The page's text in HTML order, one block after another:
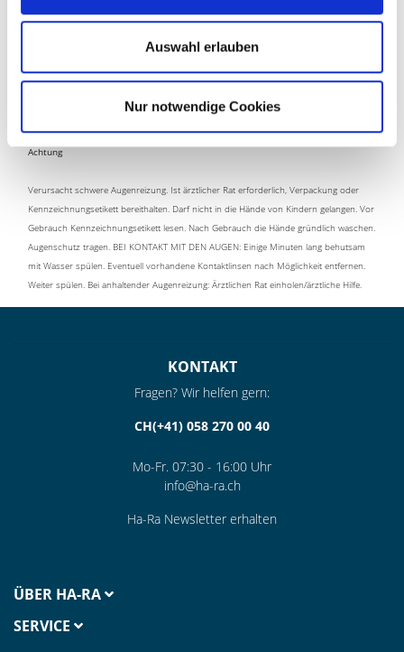
Auswahl erlauben
Nur notwendige Cookies
» Sehr sparsam im Verbrauch – 1 Dose Kalkex ergibt mehr als
12 Liter gebrauchsfertige Lösung
» Angenehm in der Anwendung – geruchsneutral und löst
sich einfach und vollständig in Wasser auf
Achtung
Verursacht schwere Augenreizung. Ist ärztlicher Rat erforderlich, Verpackung oder
Kennzeichnungsetikett bereithalten. Darf nicht in die Hände von Kindern gelangen. Vor
Gebrauch Kennzeichnungsetikett lesen. Nach Gebrauch die Hände gründlich waschen.
Augenschutz tragen. BEI KONTAKT MIT DEN AUGEN: Einige Minuten lang behutsam
mit Wasser spülen. Eventuell vorhandene Kontaktlinsen nach Möglichkeit entfernen.
Weiter spülen. Bei anhaltender Augenreizung: Ärztlichen Rat einholen/ärztliche Hilfe.
KONTAKT
Fragen? Wir helfen gern:
CH(+41) 058 270 00 40
Mo-Fr. 07:30 - 16:00 Uhr
info@ha-ra.ch
Ha-Ra Newsletter erhalten
ÜBER HA-RA
SERVICE